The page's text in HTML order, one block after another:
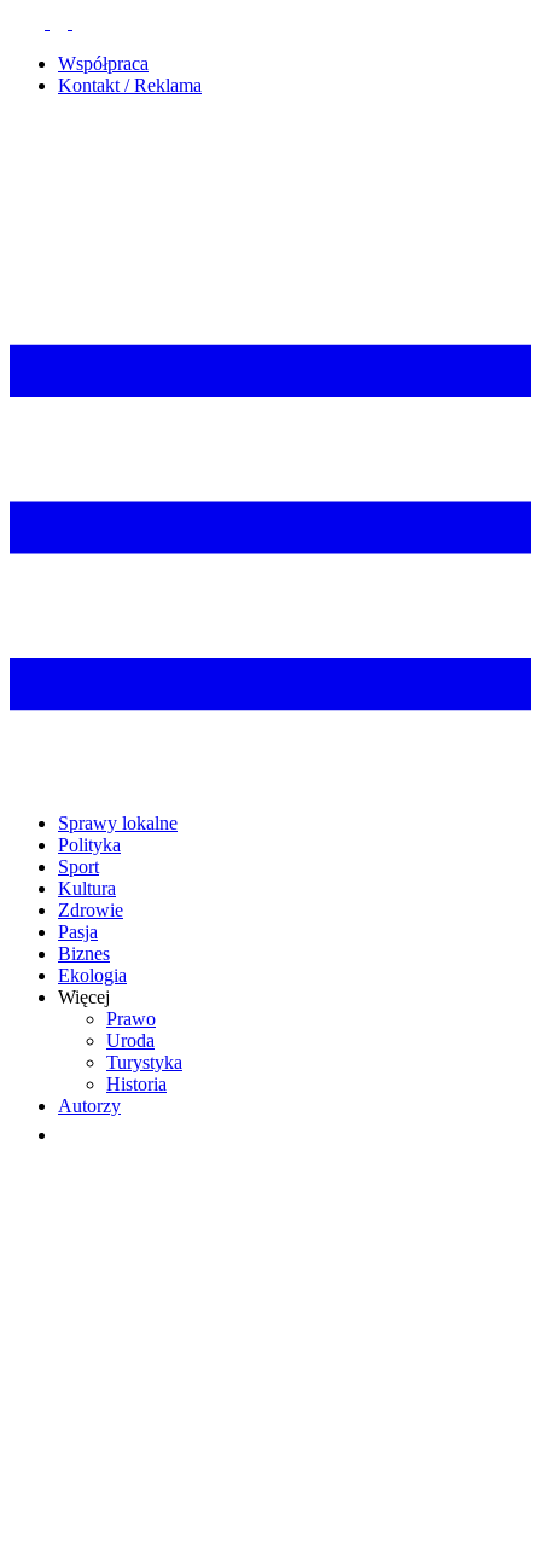
Współpraca
Kontakt / Reklama
Sprawy lokalne
Polityka
Sport
Kultura
Zdrowie
Pasja
Biznes
Ekologia
Więcej
Prawo
Uroda
Turystyka
Historia
Autorzy